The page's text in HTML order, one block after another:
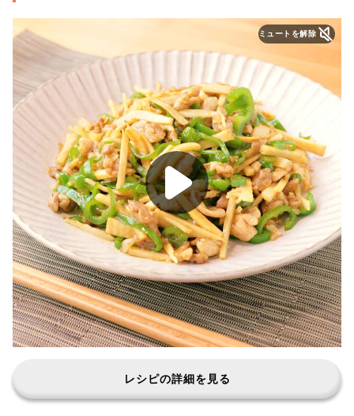
ミュートを解除
レシピの詳細を見る